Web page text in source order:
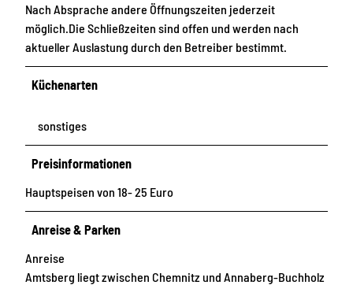
Nach Absprache andere Öffnungszeiten jederzeit
möglich.Die Schließzeiten sind offen und werden nach
aktueller Auslastung durch den Betreiber bestimmt.
Küchenarten
sonstiges
Preisinformationen
Hauptspeisen von 18- 25 Euro
Anreise & Parken
Anreise
Amtsberg liegt zwischen Chemnitz und Annaberg-Buchholz